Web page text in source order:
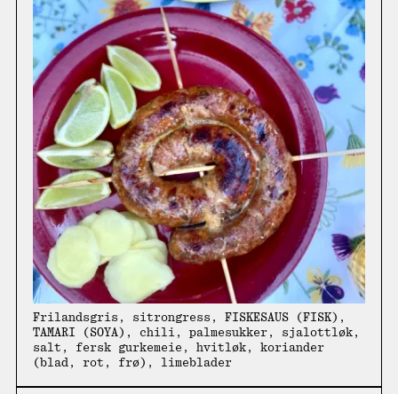
Frilandsgris, sitrongress, FISKESAUS (FISK),
TAMARI (SOYA), chili, palmesukker, sjalottløk,
salt, fersk gurkemeie, hvitløk, koriander
(blad, rot, frø), limeblader